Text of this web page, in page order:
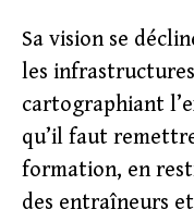
Sa vision se
les
cartographiant
qu’il faut
formation, en
des entraîneurs